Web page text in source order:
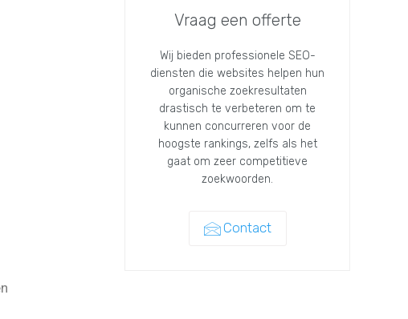
Vraag een offerte
Wij bieden professionele SEO-
diensten die websites helpen hun
organische zoekresultaten
drastisch te verbeteren om te
kunnen concurreren voor de
hoogste rankings, zelfs als het
gaat om zeer competitieve
zoekwoorden.
Contact